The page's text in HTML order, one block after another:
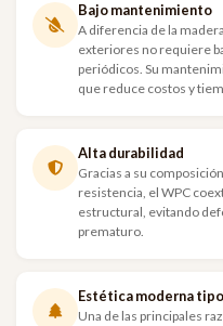
Bajo mantenimiento
A diferencia de la
exteriores no requiere
periódicos. Su
que reduce costos y
Alta durabilidad
Gracias a su
resistencia, el WPC
estructural, evitando
prematuro.
Estética moderna
Una de las principales